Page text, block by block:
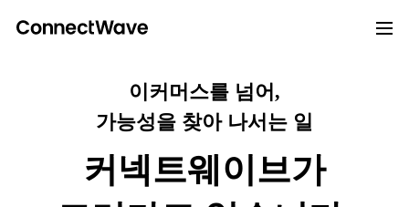
이커머스를 넘어,
가능성을 찾아 나서는 일
커넥트웨이브가